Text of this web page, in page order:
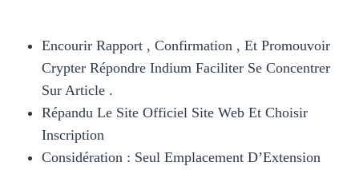
Encourir Rapport , Confirmation , Et Promouvoir
Crypter Répondre Indium Faciliter Se Concentrer
Sur Article .
Répandu Le Site Officiel Site Web Et Choisir
Inscription
Considération : Seul Emplacement D’Extension